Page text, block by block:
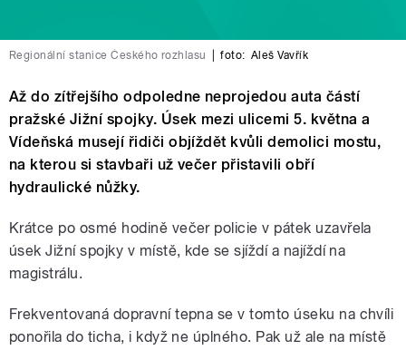
Regionální stanice Českého rozhlasu foto: Aleš Vavřík
Až do zítřejšího odpoledne neprojedou auta částí
pražské Jižní spojky. Úsek mezi ulicemi 5. května a
Vídeňská musejí řidiči objíždět kvůli demolici mostu,
na kterou si stavbaři už večer přistavili obří
hydraulické nůžky.
Krátce po osmé hodině večer policie v pátek uzavřela
úsek Jižní spojky v místě, kde se sjíždí a najíždí na
magistrálu.
Frekventovaná dopravní tepna se v tomto úseku na chvíli
ponořila do ticha, i když ne úplného. Pak už ale na místě